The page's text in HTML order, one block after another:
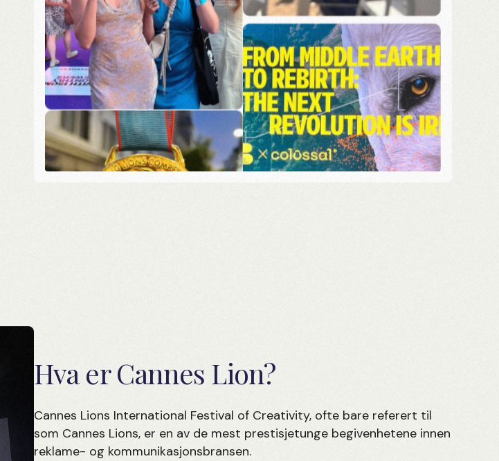
Hva er Cannes Lion?
Cannes Lions International Festival of Creativity, ofte bare referert til
som Cannes Lions, er en av de mest prestisjetunge begivenhetene innen
reklame- og kommunikasjonsbransen.